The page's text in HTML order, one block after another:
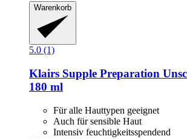
Warenkorb
5.0 (1)
Klairs Supple Preparation
180 ml
Für alle Hauttypen geeignet
Auch für sensible Haut
Intensiv feuchtigkeitsspendend